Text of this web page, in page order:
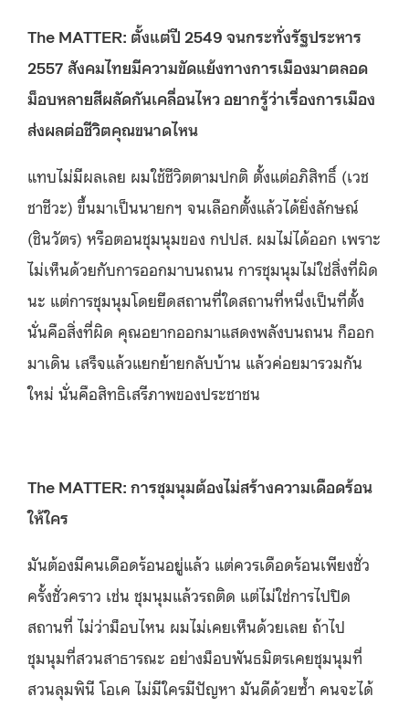
The MATTER: ตั้งแต่ปี 2549 จนกระทั่งรัฐประหาร
2557 สังคมไทยมีความขัดแย้งทางการเมืองมาตลอด
ม็อบหลายสีผลัดกันเคลื่อนไหว อยากรู้ว่าเรื่องการเมือง
ส่งผลต่อชีวิตคุณขนาดไหน
แทบไม่มีผลเลย ผมใช้ชีวิตตามปกติ ตั้งแต่อภิสิทธิ์ (เวช
ชาชีวะ) ขึ้นมาเป็นนายกฯ จนเลือกตั้งแล้วได้ยิ่งลักษณ์
(ชินวัตร) หรือตอนชุมนุมของ กปปส. ผมไม่ได้ออก เพราะ
ไม่เห็นด้วยกับการออกมาบนถนน การชุมนุมไม่ใช่สิ่งที่ผิด
นะ แต่การชุมนุมโดยยึดสถานที่ใดสถานที่หนึ่งเป็นที่ตั้ง
นั่นคือสิ่งที่ผิด คุณอยากออกมาแสดงพลังบนถนน ก็ออก
มาเดิน เสร็จแล้วแยกย้ายกลับบ้าน แล้วค่อยมารวมกัน
ใหม่ นั่นคือสิทธิเสรีภาพของประชาชน
The MATTER: การชุมนุมต้องไม่สร้างความเดือดร้อน
ให้ใคร
มันต้องมีคนเดือดร้อนอยู่แล้ว แต่ควรเดือดร้อนเพียงชั่ว
ครั้งชั่วคราว เช่น ชุมนุมแล้วรถติด แต่ไม่ใช่การไปปิด
สถานที่ ไม่ว่าม็อบไหน ผมไม่เคยเห็นด้วยเลย ถ้าไป
ชุมนุมที่สวนสาธารณะ อย่างม็อบพันธมิตรเคยชุมนุมที่
สวนลุมพินี โอเค ไม่มีใครมีปัญหา มันดีด้วยซ้ำ คนจะได้